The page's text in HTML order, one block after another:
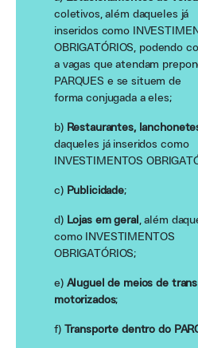
coletivos, além daqueles já
inseridos como
OBRIGATÓRIOS, podendo
a vagas que atendam
PARQUES e se situem de
forma conjugada a eles;
b) Restaurantes,
daqueles já inseridos como
INVESTIMENTOS
c) Publicidade;
d) Lojas em geral
, além
como INVESTIMENTOS
OBRIGATÓRIOS;
e) Aluguel de meios de
motorizados;
f) Transporte dentro do